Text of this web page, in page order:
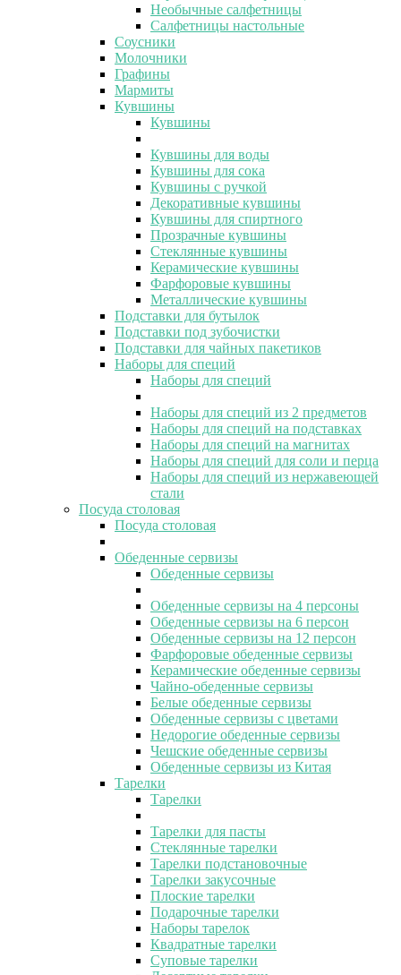
Необычные салфетницы
Салфетницы настольные
Соусники
Молочники
Графины
Мармиты
Кувшины
Кувшины
Кувшины для воды
Кувшины для сока
Кувшины с ручкой
Декоративные кувшины
Кувшины для спиртного
Прозрачные кувшины
Стеклянные кувшины
Керамические кувшины
Фарфоровые кувшины
Металлические кувшины
Подставки для бутылок
Подставки под зубочистки
Подставки для чайных пакетиков
Наборы для специй
Наборы для специй
Наборы для специй из 2 предметов
Наборы для специй на подставках
Наборы для специй на магнитах
Наборы для специй для соли и перца
Наборы для специй из нержавеющей
стали
Посуда столовая
Посуда столовая
Обеденные сервизы
Обеденные сервизы
Обеденные сервизы на 4 персоны
Обеденные сервизы на 6 персон
Обеденные сервизы на 12 персон
Фарфоровые обеденные сервизы
Керамические обеденные сервизы
Чайно-обеденные сервизы
Белые обеденные сервизы
Обеденные сервизы с цветами
Недорогие обеденные сервизы
Чешские обеденные сервизы
Обеденные сервизы из Китая
Тарелки
Тарелки
Тарелки для пасты
Стеклянные тарелки
Тарелки подстановочные
Тарелки закусочные
Плоские тарелки
Подарочные тарелки
Наборы тарелок
Квадратные тарелки
Суповые тарелки